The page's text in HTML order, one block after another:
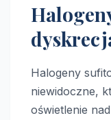
Halogeny
niewidoczne,
oświetlenie